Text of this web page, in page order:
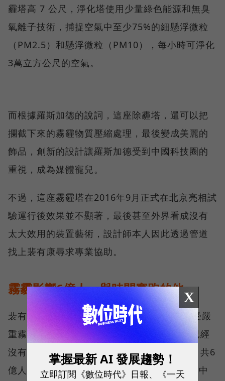
霾塔高 7 公尺，淨化塔使用少量綠色能源和無臭
氧離子技術，捕捉空氣中至少75%的細懸浮微粒
（PM2.5）和懸浮微粒（PM10），每小時可淨化
3萬立方公尺的空氣。
而根據羅斯加德的說詞，這座除霾塔，還可以把
攔截下來的霧霾物質壓縮處理，最後變成美麗的
飾品，創新的設計讓羅斯加德受到中國科技圈的
重視，成為媒體寵兒。
不過，這座霧霾塔在2016年9月正式在北京亮相試
驗運行後效果並不顯著，最後甚至外界看成沒有
太大效用的裝置藝術，設計師本人因此透過管道
找上裴有康尋求專業協助。
霧霾影響6億人，與時間賽跑的他
裴有康指出，美國洛杉磯也曾在1940年代遭受嚴
重霧霾，「他們治理霧霾花了50年，但我們已經
沒有太多時間。中國的霧霾影響了25個省份，共6
億人口的健康，根據世界衛生組織的調查，其中
X
掌握最新 AI 發展趨勢！
立即訂閱《數位時代》日報、《一天